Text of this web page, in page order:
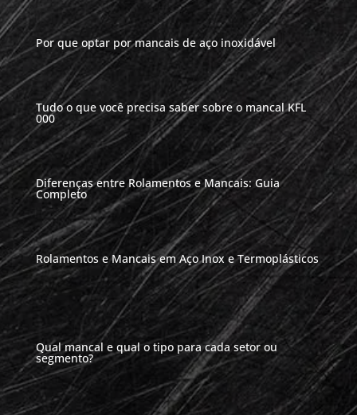
Por que optar por mancais de aço inoxidável
Tudo o que você precisa saber sobre o mancal KFL
000
Diferenças entre Rolamentos e Mancais: Guia
Completo
Rolamentos e Mancais em Aço Inox e Termoplásticos
Qual mancal e qual o tipo para cada setor ou
segmento?